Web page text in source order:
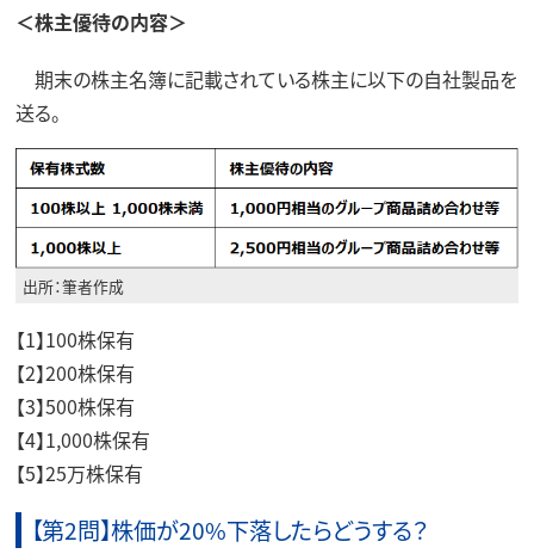
＜株主優待の内容＞
期末の株主名簿に記載されている株主に以下の自社製品を
送る。
出所：筆者作成
【1】100株保有
【2】200株保有
【3】500株保有
【4】1,000株保有
【5】25万株保有
【第2問】株価が20%下落したらどうする？